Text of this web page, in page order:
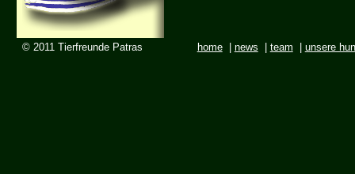
© 2011 Tierfreunde Patras home| news team unsere